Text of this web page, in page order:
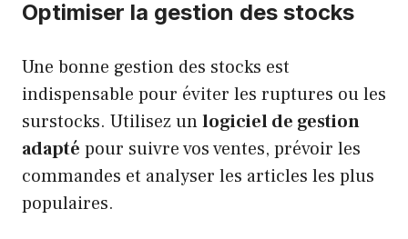
Optimiser la gestion des stocks
Une bonne gestion des stocks est
indispensable pour éviter les ruptures ou les
surstocks. Utilisez unlogiciel de gestion
adapté pour suivre vos ventes, prévoir les
commandes et analyser les articles les plus
populaires.